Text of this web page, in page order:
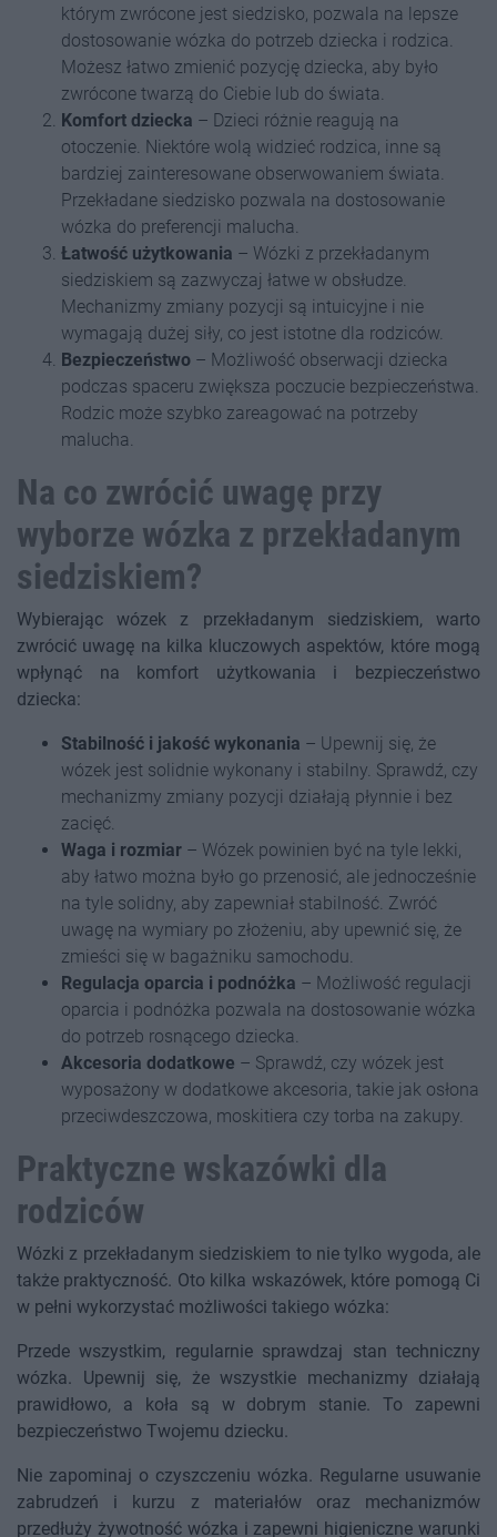
którym zwrócone jest siedzisko, pozwala na lepsze
dostosowanie wózka do potrzeb dziecka i rodzica.
Możesz łatwo zmienić pozycję dziecka, aby było
zwrócone twarzą do Ciebie lub do świata.
Komfort dziecka – Dzieci różnie reagują na
otoczenie. Niektóre wolą widzieć rodzica, inne są
bardziej zainteresowane obserwowaniem świata.
Przekładane siedzisko pozwala na dostosowanie
wózka do preferencji malucha.
Łatwość użytkowania – Wózki z przekładanym
siedziskiem są zazwyczaj łatwe w obsłudze.
Mechanizmy zmiany pozycji są intuicyjne i nie
wymagają dużej siły, co jest istotne dla rodziców.
Bezpieczeństwo – Możliwość obserwacji dziecka
podczas spaceru zwiększa poczucie bezpieczeństwa.
Rodzic może szybko zareagować na potrzeby
malucha.
Na co zwrócić uwagę przy
wyborze wózka z przekładanym
siedziskiem?
Wybierając wózek z przekładanym siedziskiem, warto
zwrócić uwagę na kilka kluczowych aspektów, które mogą
wpłynąć na komfort użytkowania i bezpieczeństwo
dziecka:
Stabilność i jakość wykonania – Upewnij się, że
wózek jest solidnie wykonany i stabilny. Sprawdź, czy
mechanizmy zmiany pozycji działają płynnie i bez
zacięć.
Waga i rozmiar – Wózek powinien być na tyle lekki,
aby łatwo można było go przenosić, ale jednocześnie
na tyle solidny, aby zapewniał stabilność. Zwróć
uwagę na wymiary po złożeniu, aby upewnić się, że
zmieści się w bagażniku samochodu.
Regulacja oparcia i podnóżka – Możliwość regulacji
oparcia i podnóżka pozwala na dostosowanie wózka
do potrzeb rosnącego dziecka.
Akcesoria dodatkowe – Sprawdź, czy wózek jest
wyposażony w dodatkowe akcesoria, takie jak osłona
przeciwdeszczowa, moskitiera czy torba na zakupy.
Praktyczne wskazówki dla
rodziców
Wózki z przekładanym siedziskiem to nie tylko wygoda, ale
także praktyczność. Oto kilka wskazówek, które pomogą Ci
w pełni wykorzystać możliwości takiego wózka:
Przede wszystkim, regularnie sprawdzaj stan techniczny
wózka. Upewnij się, że wszystkie mechanizmy działają
prawidłowo, a koła są w dobrym stanie. To zapewni
bezpieczeństwo Twojemu dziecku.
Nie zapominaj o czyszczeniu wózka. Regularne usuwanie
zabrudzeń i kurzu z materiałów oraz mechanizmów
przedłuży żywotność wózka i zapewni higieniczne warunki